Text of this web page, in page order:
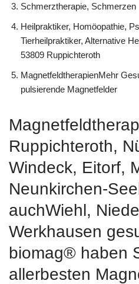
Schmerztherapie, Schmerzen
Heilpraktiker, ‎Homöopathie,
‎Tierheilpraktiker, Alternative
53809 Ruppichteroth
MagnetfeldtherapienMehr
pulsierende Magnetfelder
Ruppichteroth,
Windeck, Eitorf,
Neunkirchen-
auchWiehl,
Werkhausen
biomag® haben
allerbesten